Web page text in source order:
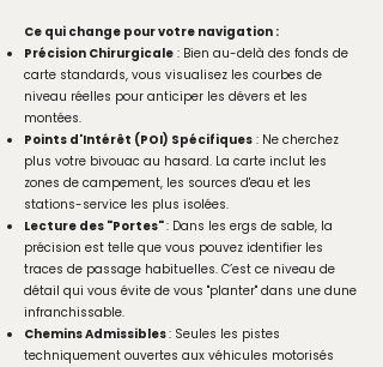
Ce qui change pour votre navigation :
Précision Chirurgicale : Bien au-delà des fonds de
carte standards, vous visualisez les courbes de
niveau réelles pour anticiper les dévers et les
montées.
Points d'Intérêt (POI) Spécifiques : Ne cherchez
plus votre bivouac au hasard. La carte inclut les
zones de campement, les sources d'eau et les
stations-service les plus isolées.
Lecture des "Portes": Dans les ergs de sable, la
précision est telle que vous pouvez identifier les
traces de passage habituelles. C’est ce niveau de
détail qui vous évite de vous "planter" dans une dune
infranchissable.
Chemins Admissibles: Seules les pistes
techniquement ouvertes aux véhicules motorisés